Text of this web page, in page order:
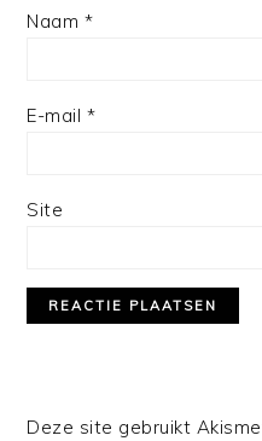
Naam *
E-mail *
Site
Deze site gebruikt